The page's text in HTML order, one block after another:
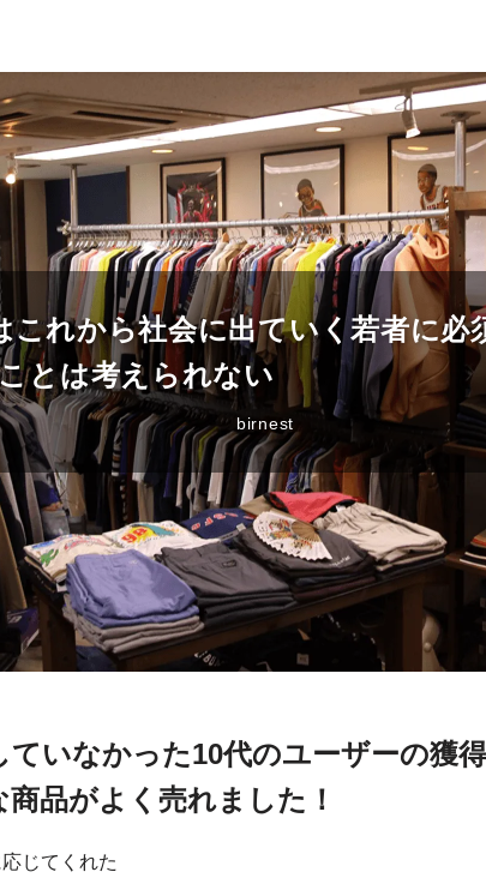
これから社会に出ていく若者に必
とは考えられない
birnest
いなかった10代のユーザーの獲
品がよく売れました！
じてくれた